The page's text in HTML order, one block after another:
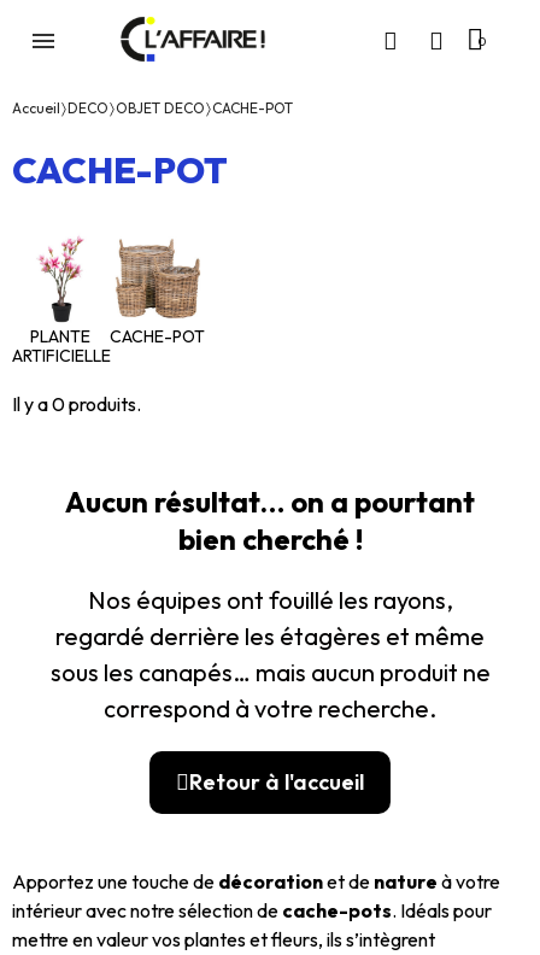
Accueil DECO OBJET DECO CACHE-POT
CACHE-POT
PLANTE
ARTIFICIELLE
CACHE-POT
Il y a 0 produits.
Aucun résultat… on a pourtant
bien cherché !
Nos équipes ont fouillé les rayons,
regardé derrière les étagères et même
sous les canapés… mais aucun produit ne
correspond à votre recherche.
Retour à l'accueil
Apportez une touche de décorationet de nature à votre
intérieur avec notre sélection de cache-pots. Idéals pour
mettre en valeur vos plantes et fleurs, ils s’intègrent